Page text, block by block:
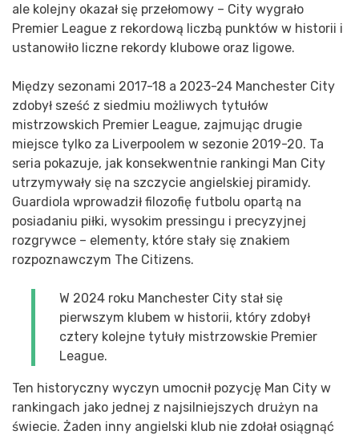
ale kolejny okazał się przełomowy – City wygrało
Premier League z rekordową liczbą punktów w historii i
ustanowiło liczne rekordy klubowe oraz ligowe.
Między sezonami 2017-18 a 2023-24 Manchester City
zdobył sześć z siedmiu możliwych tytułów
mistrzowskich Premier League, zajmując drugie
miejsce tylko za Liverpoolem w sezonie 2019-20. Ta
seria pokazuje, jak konsekwentnie rankingi Man City
utrzymywały się na szczycie angielskiej piramidy.
Guardiola wprowadził filozofię futbolu opartą na
posiadaniu piłki, wysokim pressingu i precyzyjnej
rozgrywce – elementy, które stały się znakiem
rozpoznawczym The Citizens.
W 2024 roku Manchester City stał się
pierwszym klubem w historii, który zdobył
cztery kolejne tytuły mistrzowskie Premier
League.
Ten historyczny wyczyn umocnił pozycję Man City w
rankingach jako jednej z najsilniejszych drużyn na
świecie. Żaden inny angielski klub nie zdołał osiągnąć